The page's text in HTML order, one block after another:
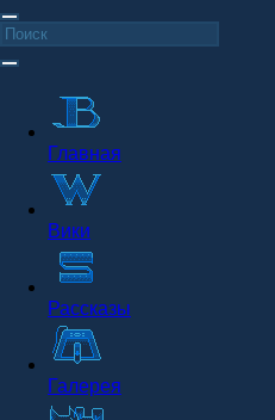
Главная
Вики
Рассказы
Галерея